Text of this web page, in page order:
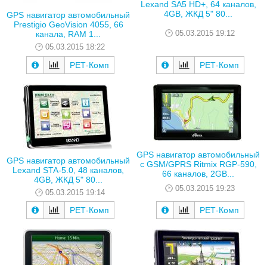
GPS навигатор автомобильный
Prestigio GeoVision 4055, 66
канала, RAM 1...
05.03.2015 18:22
РЕТ-Комп
Lexand SA5 HD+, 64 каналов,
4GB, ЖКД 5" 80...
05.03.2015 19:12
РЕТ-Комп
GPS навигатор автомобильный
Lexand STA-5.0, 48 каналов,
4GB, ЖКД 5" 80...
05.03.2015 19:14
РЕТ-Комп
GPS навигатор автомобильный
с GSM/GPRS Ritmix RGP-590,
66 каналов, 2GB...
05.03.2015 19:23
РЕТ-Комп